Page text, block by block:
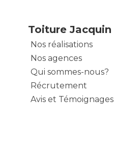
Toiture Jacquin
Nos réalisations
Nos agences
Qui sommes-nous?
Récrutement
Avis et Témoignages